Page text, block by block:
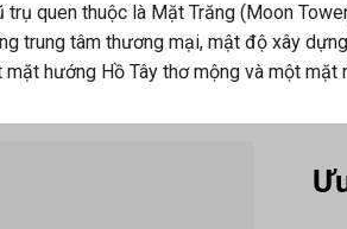
quen thuộc là Mặt Trăng (Moon
trung tâm thương mại, mật độ xây
hướng Hồ Tây thơ mộng và một mặt